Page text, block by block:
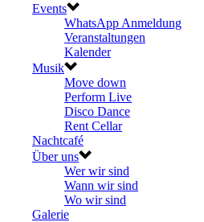
Events
WhatsApp Anmeldung
Veranstaltungen
Kalender
Musik
Move down
Perform Live
Disco Dance
Rent Cellar
Nachtcafé
Über uns
Wer wir sind
Wann wir sind
Wo wir sind
Galerie